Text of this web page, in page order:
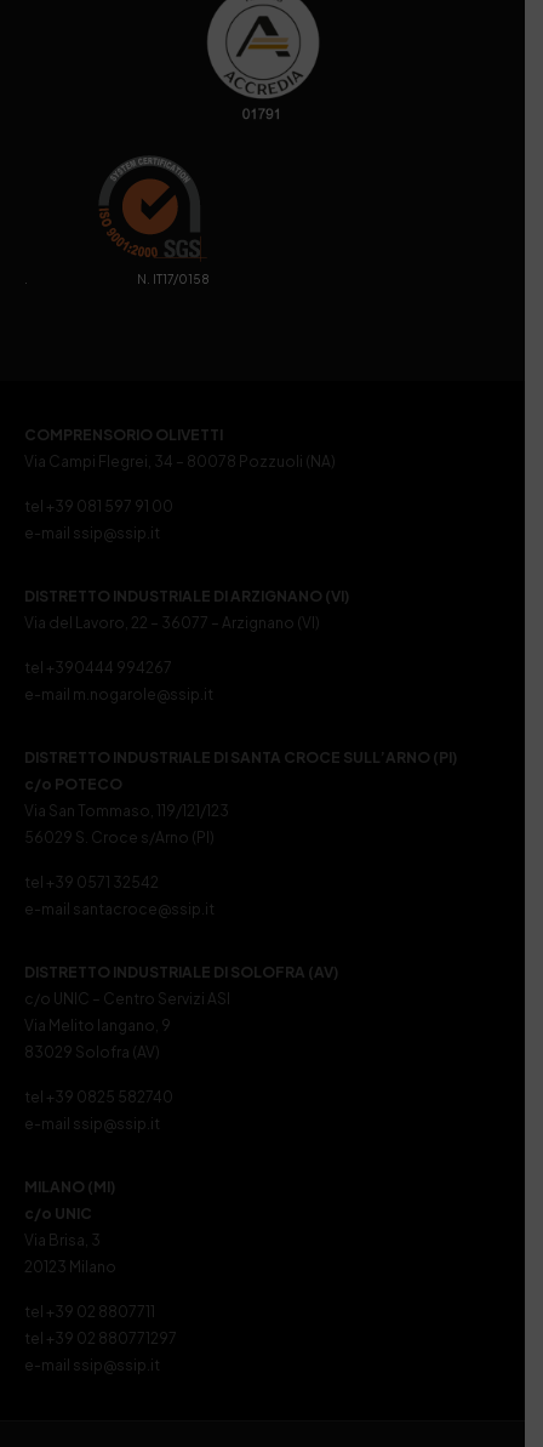
. N. IT17/0158
COMPRENSORIO OLIVETTI
Via Campi Flegrei, 34 – 80078 Pozzuoli (NA)
tel +39 081 597 91 00
e-mail ssip@ssip.it
DISTRETTO INDUSTRIALE DI ARZIGNANO (VI)
Via del Lavoro, 22 – 36077 – Arzignano (VI)
tel +390444 994267
e-mail m.nogarole@ssip.it
DISTRETTO INDUSTRIALE DI SANTA CROCE SULL’ARNO (PI)
c/o POTECO
Via San Tommaso, 119/121/123
56029 S. Croce s/Arno (PI)
tel +39 0571 32542
e-mail santacroce@ssip.it
DISTRETTO INDUSTRIALE DI SOLOFRA (AV)
c/o UNIC – Centro Servizi ASI
Via Melito Iangano, 9
83029 Solofra (AV)
tel +39 0825 582740
e-mail ssip@ssip.it
MILANO (MI)
c/o UNIC
Via Brisa, 3
20123 Milano
tel +39 02 8807711
tel +39 02 880771297
e-mail ssip@ssip.it